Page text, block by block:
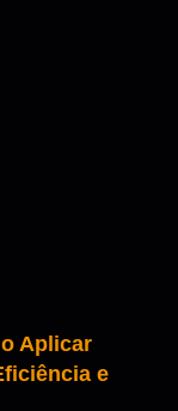
Aplicar
e